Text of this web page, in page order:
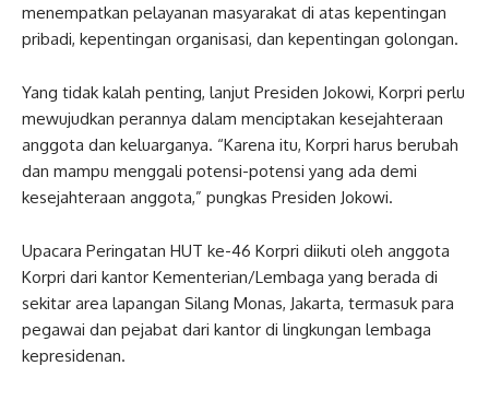
menempatkan pelayanan masyarakat di atas kepentingan
pribadi, kepentingan organisasi, dan kepentingan golongan.
Yang tidak kalah penting, lanjut Presiden Jokowi, Korpri perlu
mewujudkan perannya dalam menciptakan kesejahteraan
anggota dan keluarganya. “Karena itu, Korpri harus berubah
dan mampu menggali potensi-potensi yang ada demi
kesejahteraan anggota,” pungkas Presiden Jokowi.
Upacara Peringatan HUT ke-46 Korpri diikuti oleh anggota
Korpri dari kantor Kementerian/Lembaga yang berada di
sekitar area lapangan Silang Monas, Jakarta, termasuk para
pegawai dan pejabat dari kantor di lingkungan lembaga
kepresidenan.